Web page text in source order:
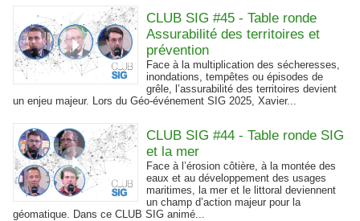
CLUB SIG #45 - Table ronde
Assurabilité des territoires et
prévention
Face à la multiplication des sécheresses,
inondations, tempêtes ou épisodes de
grêle, l’assurabilité des territoires devient
un enjeu majeur. Lors du Géo-événement SIG 2025, Xavier...
CLUB SIG #44 - Table ronde SIG
et la mer
Face à l’érosion côtière, à la montée des
eaux et au développement des usages
maritimes, la mer et le littoral deviennent
un champ d’action majeur pour la
géomatique. Dans ce CLUB SIG animé...